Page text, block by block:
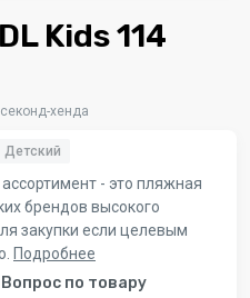
Kids 114
хенда
Детский
- это пляжная
брендов высокого
закупки если целевым
Подробнее
Вопрос по товару